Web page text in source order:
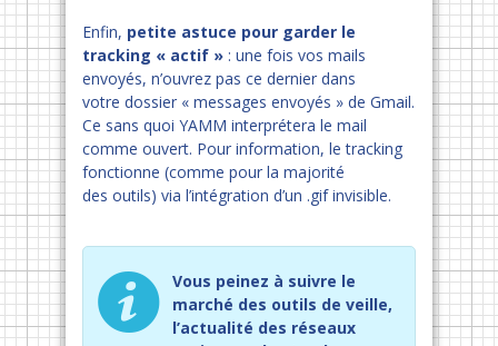
Enfin, petite astuce pour garder le
tracking « actif » : une fois vos mails
envoyés, n’ouvrez pas ce dernier dans
votre dossier « messages envoyés » de Gmail.
Ce sans quoi YAMM interprétera le mail
comme ouvert. Pour information, le tracking
fonctionne (comme pour la majorité
des outils) via l’intégration d’un .gif invisible.
Vous peinez à suivre le
marché des outils de veille,
l’actualité des réseaux